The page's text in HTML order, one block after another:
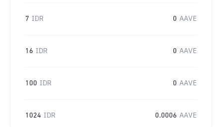
7 IDR 0 AAVE
16 IDR 0 AAVE
100 IDR 0 AAVE
1024 IDR 0.0006 AAVE